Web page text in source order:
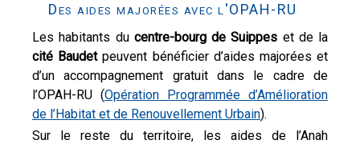
Des aides majorées avec l'OPAH-RU
Les habitants du centre-bourg de Suippes et de la
cité Baudetpeuvent bénéficier d’aides majorées et
d’un accompagnement gratuit dans le cadre de
l’OPAH-RU (Opération Programmée d’Amélioration
de l’Habitat et de Renouvellement Urbain).
Sur le reste du territoire, les aides de l’Anah